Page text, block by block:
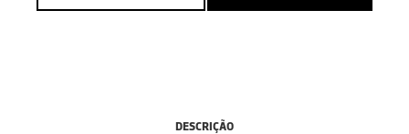
DESCRIÇÃO